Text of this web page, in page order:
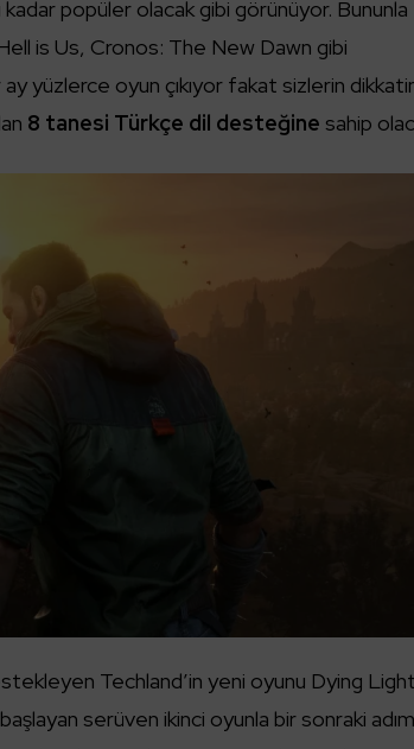
kadar popüler olacak gibi görünüyor. Bununla
is Us, Cronos: The New Dawn gibi
yüzlerce oyun çıkıyor fakat sizlerin
8 tanesi Türkçe dil desteğine sahip
Techland’in yeni oyunu Dying
serüven ikinci oyunla bir sonraki